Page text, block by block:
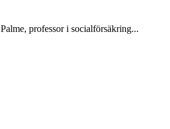
professor i socialförsäkring...